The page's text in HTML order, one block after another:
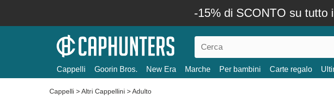
-15% di SCONTO su tutto
Cappelli Goorin Bros. New Era Marche Per bambini Carte regalo
Cappelli >Altri Cappellini >Adulto